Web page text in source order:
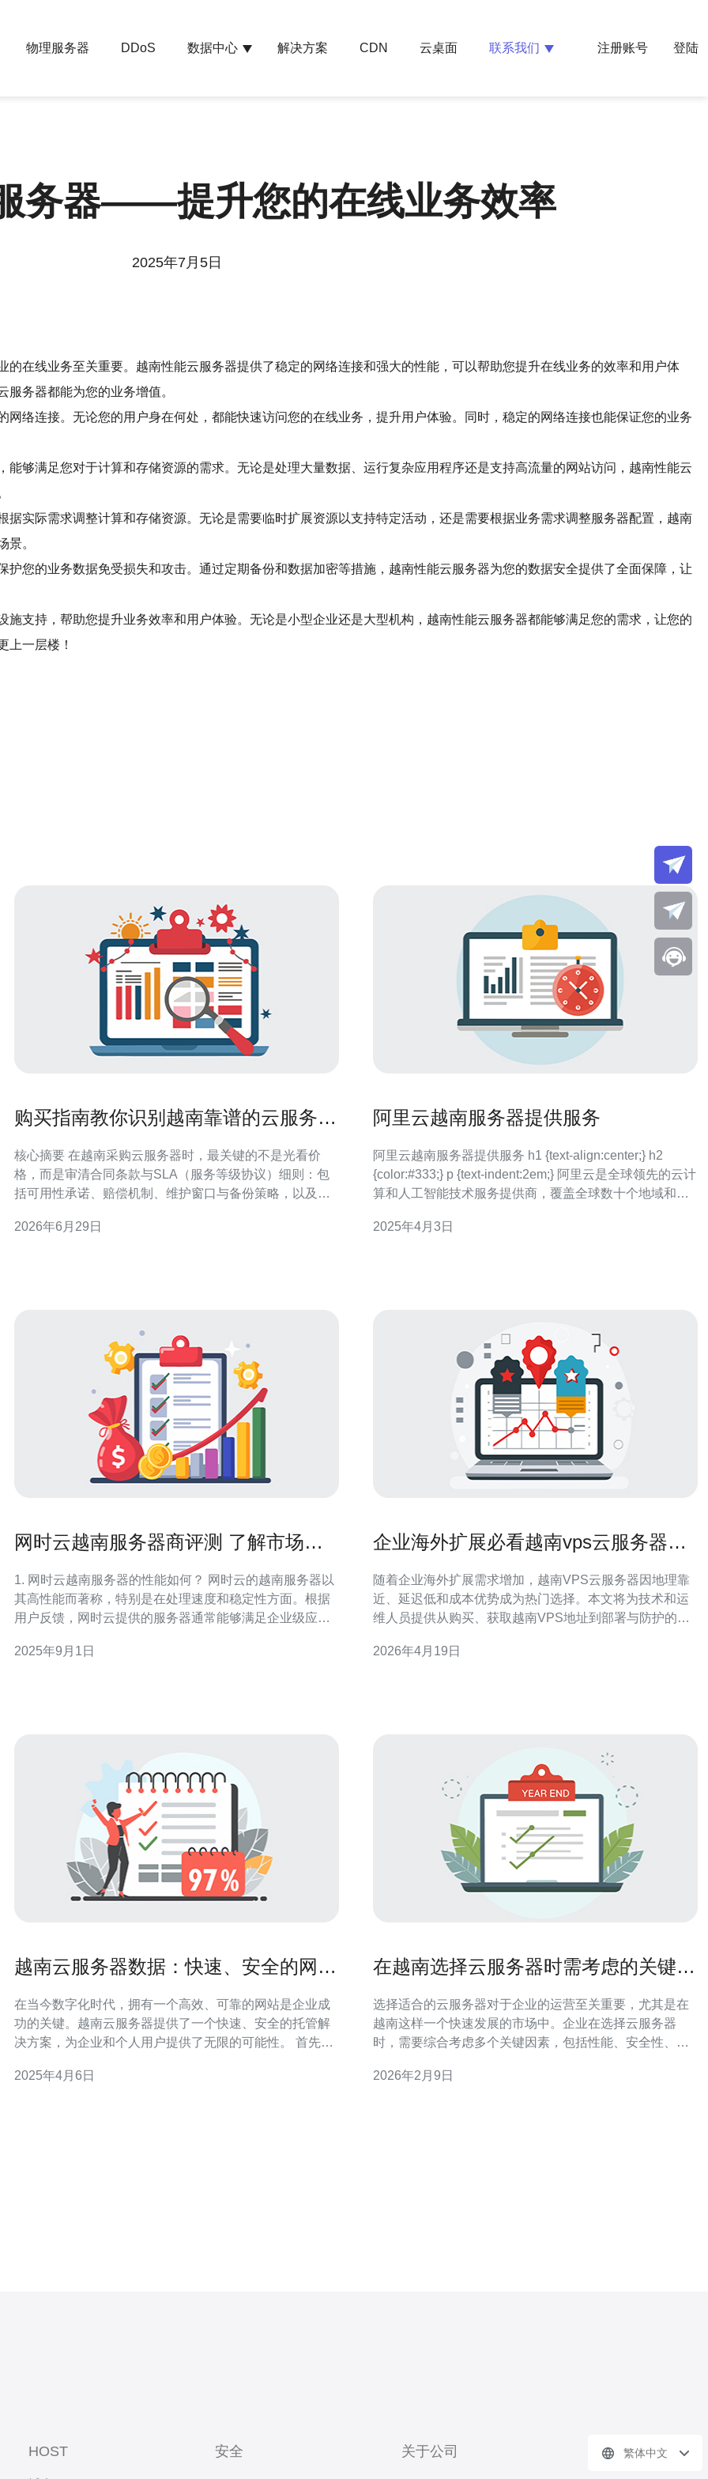
物理服务器 DDoS 数据中心 解决方案 CDN 云桌面 联系我们 注册账号 登陆
务器——提升您的在线业务效率
2025年7月5日
在线业务至关重要。越南性能云服务器提供了稳定的网络连接和强大的性能，可以帮助您提升在线业务的效率和用户体
务器都能为您的业务增值。
络连接。无论您的用户身在何处，都能快速访问您的在线业务，提升用户体验。同时，稳定的网络连接也能保证您的业务
够满足您对于计算和存储资源的需求。无论是处理大量数据、运行复杂应用程序还是支持高流量的网站访问，越南性能云
实际需求调整计算和存储资源。无论是需要临时扩展资源以支持特定活动，还是需要根据业务需求调整服务器配置，越南
景。
您的业务数据免受损失和攻击。通过定期备份和数据加密等措施，越南性能云服务器为您的数据安全提供了全面保障，让
支持，帮助您提升业务效率和用户体验。无论是小型企业还是大型机构，越南性能云服务器都能够满足您的需求，让您的
上一层楼！
购买指南教你识别越南靠谱的云服务器
核心摘要 在越南采购云服务器时，最关键的不是光看价
格，而是审清合同条款与SLA（服务等级协议）细则：包
括可用性承诺、赔偿机制、维护窗口与备份策略，以及网
实其数据中心资质、带宽来源与运维响应时效，并通过试
2026年6月29日
阿里云越南服务器提供服务
阿里云越南服务器提供服务 h1 {text-align:center;} h2
{color:#333;} p {text-indent:2em;} 阿里云是全球领先的云计
算和人工智能技术服务提供商，覆盖全球数十个地域和可
2025年4月3日
网时云越南服务器商评测 了解市场口
1. 网时云越南服务器的性能如何？ 网时云的越南服务器以
其高性能而著称，特别是在处理速度和稳定性方面。根据
用户反馈，网时云提供的服务器通常能够满足企业级应用
理器和高速SSD硬盘，大大提高了数据读取和处理的速
2025年9月1日
企业海外扩展必看越南vps云服务器地
随着企业海外扩展需求增加，越南VPS云服务器因地理靠
近、延迟低和成本优势成为热门选择。本文将为技术和运
维人员提供从购买、获取越南VPS地址到部署与防护的一
第一步：选择合适的越南VPS主机商。建议选择提供多可
2026年4月19日
越南云服务器数据：快速、安全的网站
在当今数字化时代，拥有一个高效、可靠的网站是企业成
功的关键。越南云服务器提供了一个快速、安全的托管解
决方案，为企业和个人用户提供了无限的可能性。 首先，
用户可以享受到低延迟和快速的网站加载速度。这对于提
2025年4月6日
在越南选择云服务器时需考虑的关键因
选择适合的云服务器对于企业的运营至关重要，尤其是在
越南这样一个快速发展的市场中。企业在选择云服务器
时，需要综合考虑多个关键因素，包括性能、安全性、价
等。这些因素不仅影响到企业的日常运营，还关系到数据
2026年2月9日
HOST 安全 关于公司 繁体中文